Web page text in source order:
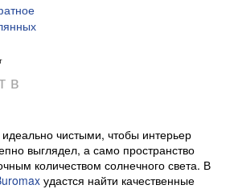
в
чистыми, чтобы интерьер
выглядел, а само пространство
количеством солнечного света. В
удастся найти качественные